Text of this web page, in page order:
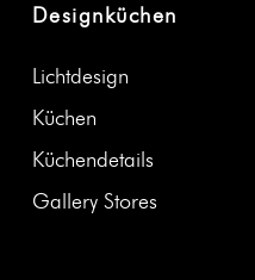
Designküchen
Licht­de­sign
Küchen
Küchen­de­tails
Gallery Stores